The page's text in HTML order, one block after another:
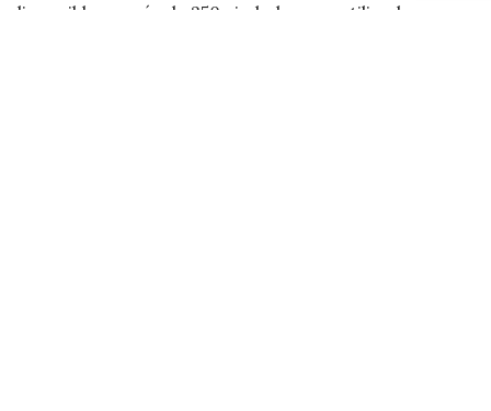
disponible en más de 250 ciudades y es utilizada por